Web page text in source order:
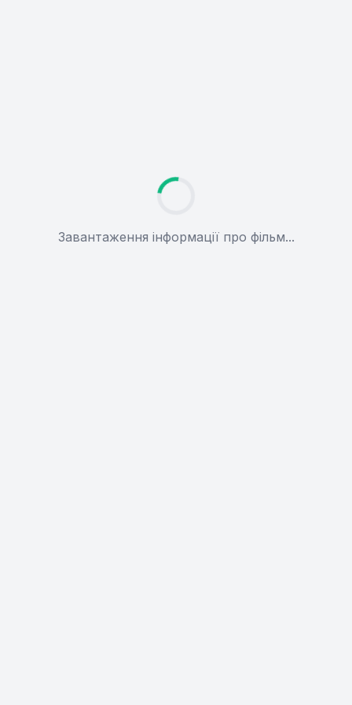
Завантаження інформації про фільм...